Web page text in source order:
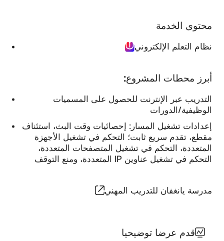
الإلكتروني
محتوى الخدمة
نظام التعلم الإلكتروني
أبرز محطات المشروع:
التدريب عبر الإنترنت للحصول على المسميات
الوظيفية/الدورات
إعدادات تشغيل المسار: إحصائيات وقت البث، استئناف
مقطع، تقدم سريع ثابت؛ التحكم في تشغيل الأجهزة
المتعددة، التحكم في تشغيل المتصفحات المتعددة،
التحكم في تشغيل عناوين IP المتعددة، ومنع التوقف
مدرسة يانغفان للتدريب المهني
قدم عرضا توضيحيا
الإحصائي،
أو
لتوفير
محتوى
تخصيصًا
لك.
يؤثر
منع
بعض
أنواع
ملفات
تعريف
الارتباط
للموقع.
الكوكيز
قطعي
تُعد
هذه
تعريف
الارتباط
ضرورية
لتشغيل
إيقافها.
تعيينها
كوكيات